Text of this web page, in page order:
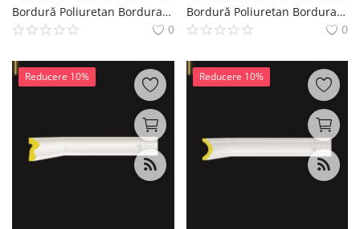
Bordură Poliuretan Bordura Brau Decoratiuni Casa polure
0
Bordură Poliuretan Bordura Brau Decoratiuni Casa polure
0
Reducere 10% Reducere 10%